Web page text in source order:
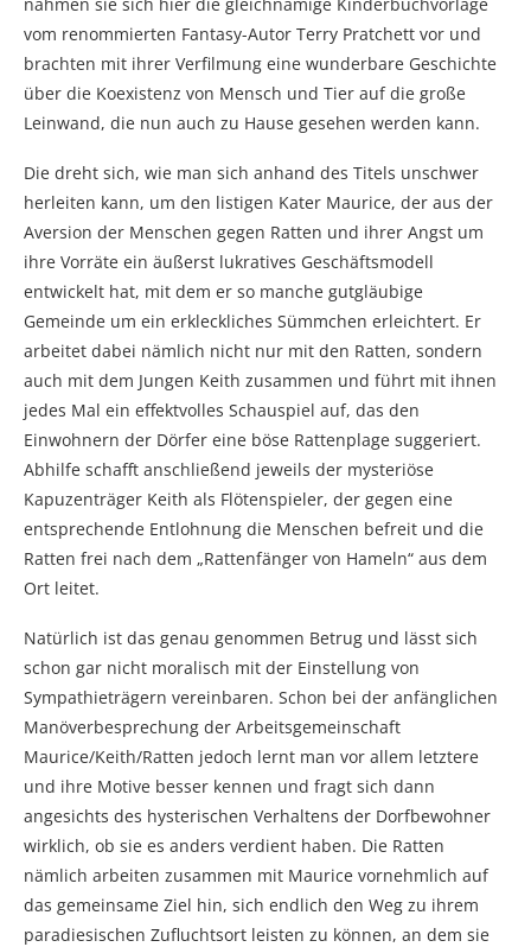
vom renommierten Fantasy-Autor Terry Pratchett vor und
brachten mit ihrer Verfilmung eine wunderbare Geschichte
über die Koexistenz von Mensch und Tier auf die große
Leinwand, die nun auch zu Hause gesehen werden kann.
Die dreht sich, wie man sich anhand des Titels unschwer
herleiten kann, um den listigen Kater Maurice, der aus der
Aversion der Menschen gegen Ratten und ihrer Angst um
ihre Vorräte ein äußerst lukratives Geschäftsmodell
entwickelt hat, mit dem er so manche gutgläubige
Gemeinde um ein erkleckliches Sümmchen erleichtert. Er
arbeitet dabei nämlich nicht nur mit den Ratten, sondern
auch mit dem Jungen Keith zusammen und führt mit ihnen
jedes Mal ein effektvolles Schauspiel auf, das den
Einwohnern der Dörfer eine böse Rattenplage suggeriert.
Abhilfe schafft anschließend jeweils der mysteriöse
Kapuzenträger Keith als Flötenspieler, der gegen eine
entsprechende Entlohnung die Menschen befreit und die
Ratten frei nach dem „Rattenfänger von Hameln“ aus dem
Ort leitet.
Natürlich ist das genau genommen Betrug und lässt sich
schon gar nicht moralisch mit der Einstellung von
Sympathieträgern vereinbaren. Schon bei der anfänglichen
Manöverbesprechung der Arbeitsgemeinschaft
Maurice/Keith/Ratten jedoch lernt man vor allem letztere
und ihre Motive besser kennen und fragt sich dann
angesichts des hysterischen Verhaltens der Dorfbewohner
wirklich, ob sie es anders verdient haben. Die Ratten
nämlich arbeiten zusammen mit Maurice vornehmlich auf
das gemeinsame Ziel hin, sich endlich den Weg zu ihrem
paradiesischen Zufluchtsort leisten zu können, an dem sie